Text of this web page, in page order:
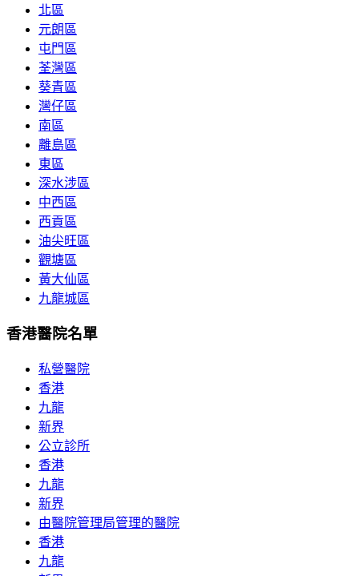
北區
元朗區
屯門區
荃灣區
葵青區
灣仔區
南區
離島區
東區
深水涉區
中西區
西貢區
油尖旺區
觀塘區
黃大仙區
九龍城區
香港醫院名單
私營醫院
香港
九龍
新界
公立診所
香港
九龍
新界
由醫院管理局管理的醫院
香港
九龍